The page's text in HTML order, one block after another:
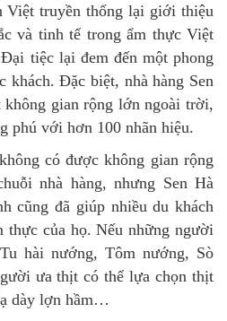
Việt truyền thống lại giới thiệu
và tinh tế trong ẩm thực Việt
tiệc lại đem đến một phong
khách. Đặc biệt, nhà hàng Sen
gian rộng lớn ngoài trời,
phú với hơn 100 nhãn hiệu.
có được không gian rộng
nhà hàng, nhưng Sen Hà
cũng đã giúp nhiều du khách
thực của họ. Nếu những người
hài nướng, Tôm nướng, Sò
ưa thịt có thể lựa chọn thịt
dày lợn hầm…